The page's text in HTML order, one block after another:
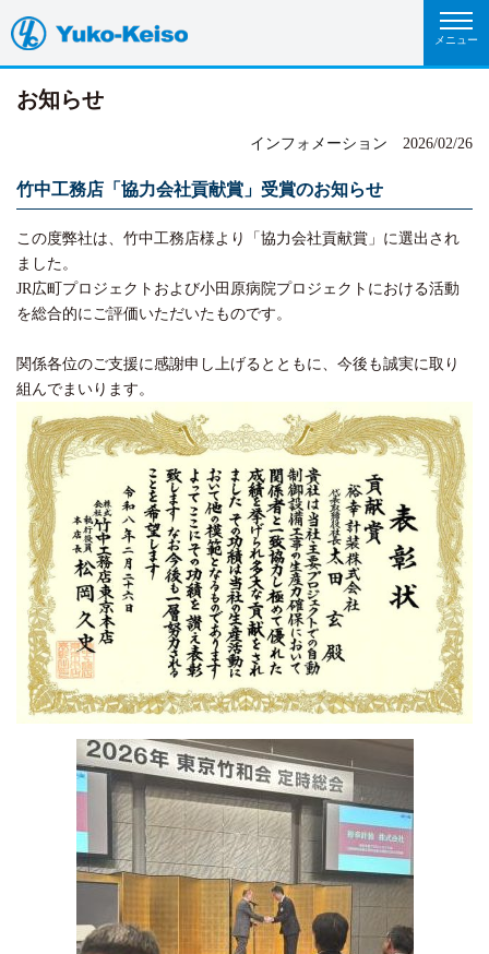
お知らせ
インフォメーション 2026/02/26
竹中工務店「協力会社貢献賞」受賞のお知らせ
この度弊社は、竹中工務店様より「協力会社貢献賞」に選出され
ました。
JR広町プロジェクトおよび小田原病院プロジェクトにおける活動
を総合的にご評価いただいたものです。
関係各位のご支援に感謝申し上げるとともに、今後も誠実に取り
組んでまいります。